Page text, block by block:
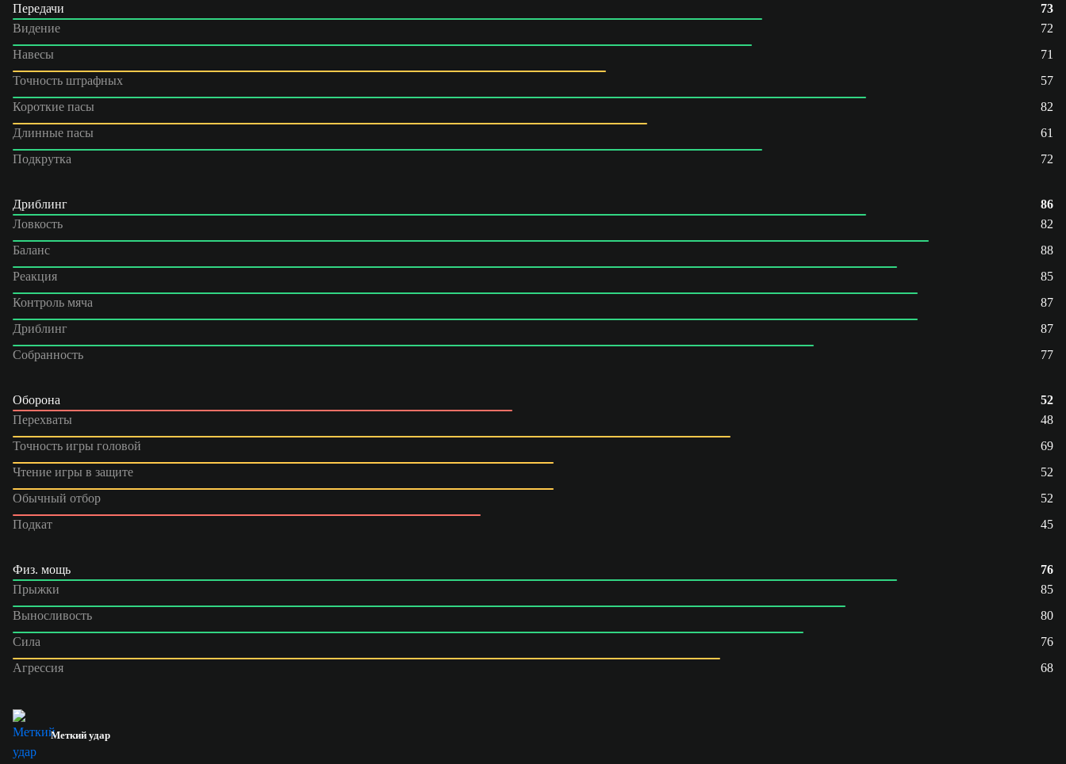
Передачи
73
Видение
72
Навесы
71
Точность штрафных
57
Короткие пасы
82
Длинные пасы
61
Подкрутка
72
Дриблинг
86
Ловкость
82
Баланс
88
Реакция
85
Контроль мяча
87
Дриблинг
87
Собранность
77
Оборона
52
Перехваты
48
Точность игры головой
69
Чтение игры в защите
52
Обычный отбор
52
Подкат
45
Физ. мощь
76
Прыжки
85
Выносливость
80
Сила
76
Агрессия
68
Меткий удар